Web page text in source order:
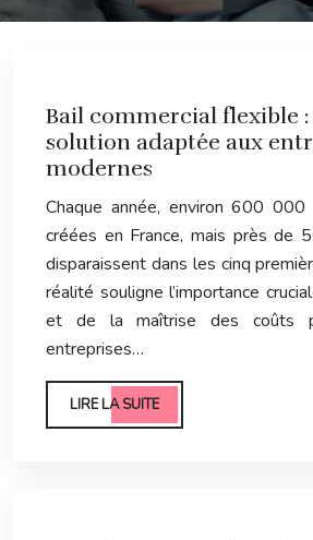
Bail commercial flexible :
solution adaptée aux
modernes
Chaque année, environ 600
créées en France, mais près de
disparaissent dans les cinq
réalité souligne l’importance
et de la maîtrise des coûts
entreprises…
LIRE LA SUITE